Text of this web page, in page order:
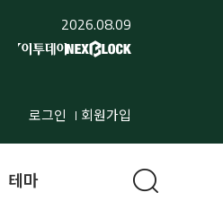
2026.08.09
로그인 회원가입
테마